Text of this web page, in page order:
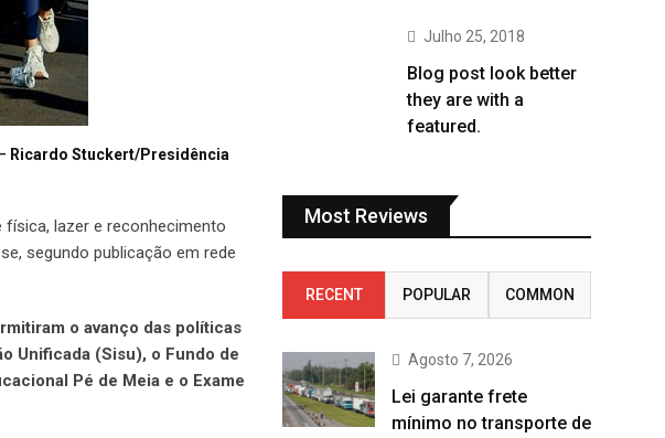
Ricardo Stuckert/Presidência
física, lazer e reconhecimento
segundo publicação em rede
o avanço das políticas
Unificada (Sisu), o Fundo de
Pé de Meia e o Exame
Julho 25, 2018
Blog post look better
they are with a
featured.
Most Reviews
RECENT POPULAR COMMON
Agosto 7, 2026
Lei garante frete
mínimo no transporte de